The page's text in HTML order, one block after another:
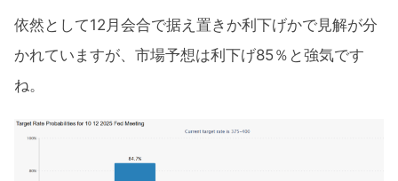
依然として12月会合で据え置きか利下げかで見解が分
かれていますが、市場予想は利下げ85％と強気です
ね。